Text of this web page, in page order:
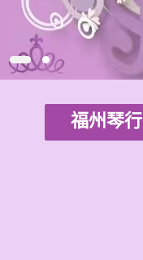
福州琴行